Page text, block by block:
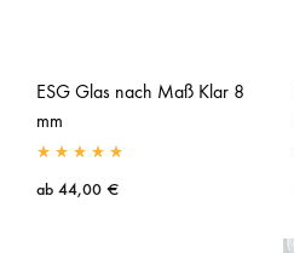
ESG Glas nach Maß Klar 8
mm
ab 44,00 €